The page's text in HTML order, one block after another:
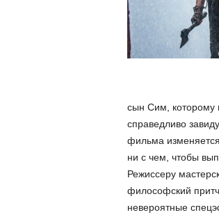
сын Сим, которому
справедливо
фильма
ни с чем, чтобы
Режиссеру
философский
невероятные